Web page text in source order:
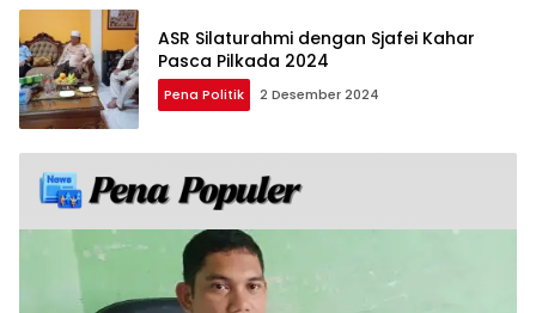
ASR Silaturahmi dengan Sjafei Kahar
Pasca Pilkada 2024
Pena Politik 2 Desember 2024